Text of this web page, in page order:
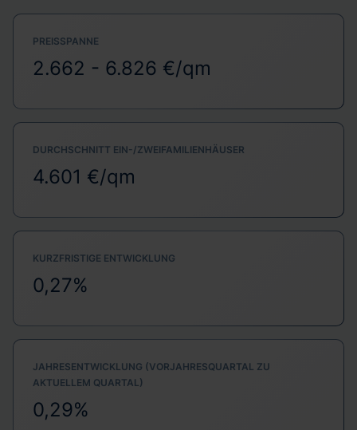
PREISSPANNE
2.662 - 6.826 €/qm
DURCHSCHNITT EIN-/ZWEIFAMILIENHÄUSER
4.601 €/qm
KURZFRISTIGE ENTWICKLUNG
0,27%
JAHRESENTWICKLUNG (VORJAHRESQUARTAL ZU
AKTUELLEM QUARTAL)
0,29%